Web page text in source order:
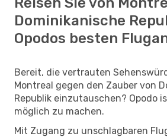
Dominikanische
Opodos besten
Bereit, die vertrauten
Montreal gegen den Zauber von
Republik einzutauschen? Opodo
möglich zu machen.
Mit Zugang zu unschlagbaren